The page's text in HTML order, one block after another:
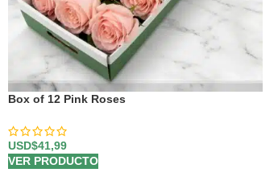
Box of 12 Pink Roses
USD$41,99
VER PRODUCTO